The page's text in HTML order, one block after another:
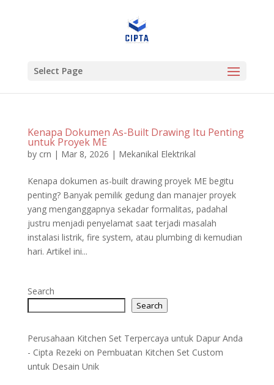
Select Page
Kenapa Dokumen As-Built Drawing Itu Penting
untuk Proyek ME
by crn | Mar 8, 2026 | Mekanikal Elektrikal
Kenapa dokumen as-built drawing proyek ME begitu
penting? Banyak pemilik gedung dan manajer proyek
yang menganggapnya sekadar formalitas, padahal
justru menjadi penyelamat saat terjadi masalah
instalasi listrik, fire system, atau plumbing di kemudian
hari. Artikel ini...
Search
Search
Perusahaan Kitchen Set Terpercaya untuk Dapur Anda
- Cipta Rezeki on Pembuatan Kitchen Set Custom
untuk Desain Unik